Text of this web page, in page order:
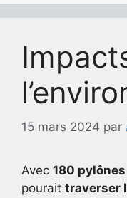
15 mars 2024 par
Avec 180
pourait traverser